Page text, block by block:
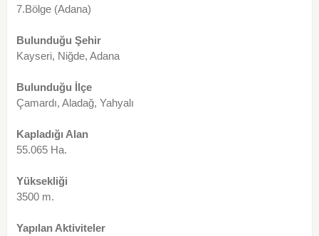
7.Bölge (Adana)
Bulunduğu Şehir
Kayseri, Niğde, Adana
Bulunduğu İlçe
Çamardı, Aladağ, Yahyalı
Kapladığı Alan
55.065 Ha.
Yüksekliği
3500 m.
Yapılan Aktiviteler